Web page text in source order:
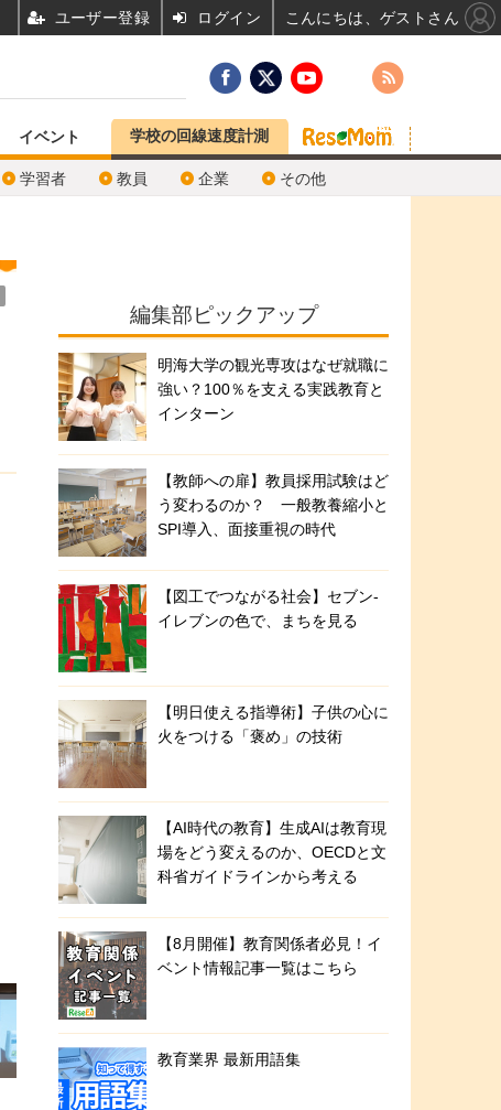
イベント
学習者 教員 企業 その他
学校の回線速度計測
編集部ピックアップ
明海大学の観光専攻はなぜ就職に
強い？100％を支える実践教育と
インターン
【教師への扉】教員採用試験はど
う変わるのか？ 一般教養縮小と
SPI導入、面接重視の時代
【図工でつながる社会】セブン‐
イレブンの色で、まちを見る
【明日使える指導術】子供の心に
火をつける「褒め」の技術
【AI時代の教育】生成AIは教育現
場をどう変えるのか、OECDと文
科省ガイドラインから考える
【8月開催】教育関係者必見！イ
ベント情報記事一覧はこちら
教育業界 最新用語集
ユーザー登録 ログイン こんにちは、ゲストさん